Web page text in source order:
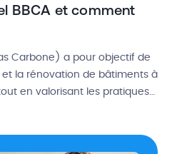
BBCA et comment
Carbone) a pour objectif de
la rénovation de bâtiments à
en valorisant les pratiques
obtenir cette […]